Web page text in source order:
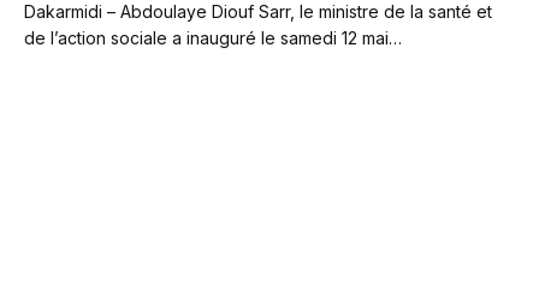
Dakarmidi – Abdoulaye Diouf Sarr, le ministre de la santé et
de l’action sociale a inauguré le samedi 12 mai…